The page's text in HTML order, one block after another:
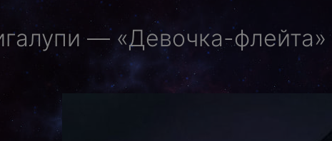
— «Девочка-флейта»